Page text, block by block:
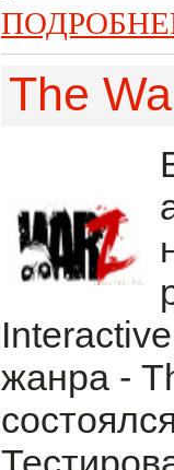
The
жанра -